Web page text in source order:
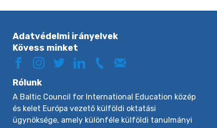
Adatvédelmi irányelvek
Kövess minket
Rólunk
A Baltic Council for International Education közép
és kelet Európa vezető külföldi oktatási
ügynöksége, amely különféle külföldi tanulmányi